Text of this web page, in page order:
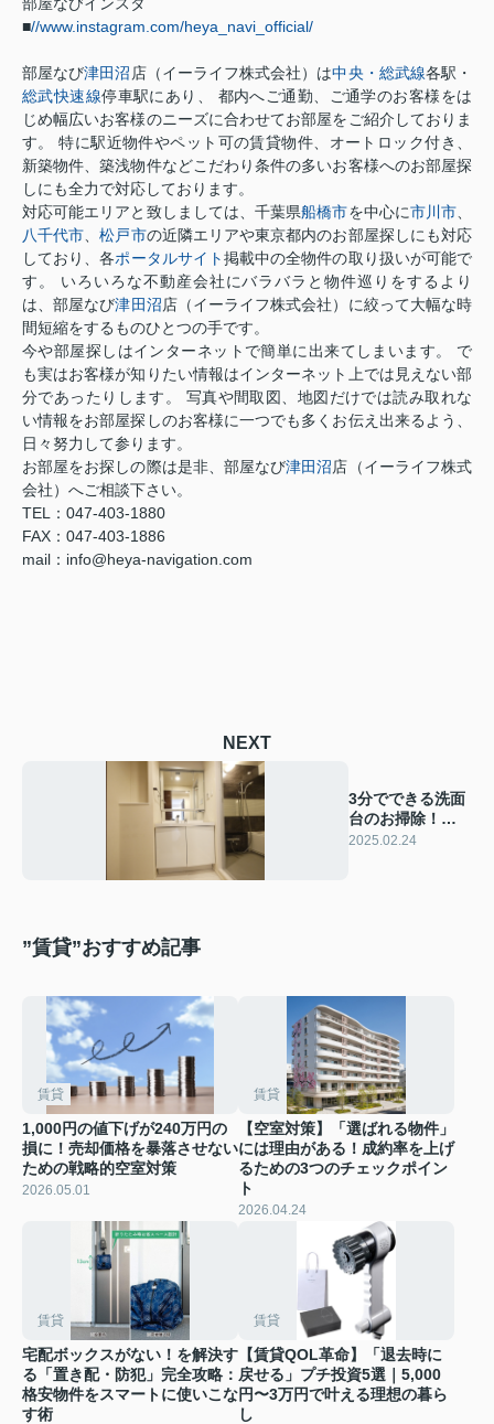
■//www.instagram.com/heya_navi_official/
部屋なび津田沼 店（イーライフ株式会社）は中央・総武線各駅・
総武快速線停車駅にあり、 都内へご通勤、ご通学のお客様をは
じめ幅広いお客様のニーズに合わせてお部屋をご紹介しておりま
す。 特に駅近物件やペット可の賃貸物件、オートロック付き、
新築物件、築浅物件などこだわり条件の多いお客様へのお部屋探
しにも全力で対応しております。
対応可能エリアと致しましては、千葉県船橋市を中心に市川市
八千代市 、松戸市の近隣エリアや東京都内のお部屋探しにも対応
しており、各ポータルサイト掲載中の全物件の取り扱いが可能で
す。 いろいろな不動産会社にバラバラと物件巡りをするより
は、部屋なび津田沼店（イーライフ株式会社）に絞って大幅な時
間短縮をするものひとつの手です。
今や部屋探しはインターネットで簡単に出来てしまいます。 で
も実はお客様が知りたい情報はインターネット上では見えない部
分であったりします。 写真や間取図、地図だけでは読み取れな
い情報をお部屋探しのお客様に一つでも多くお伝え出来るよう、
日々努力して参ります。
お部屋をお探しの際は是非、部屋なび津田沼店（イーライフ株式
会社）へご相談下さい。
TEL：047-403-1880
FAX：047-403-1886
mail：info@heya-navigation.com
NEXT
3分でできる洗面
台のお掃除！毎日
続けられる簡単習
2025.02.24
”賃貸”おすすめ記事
賃貸
1,000円の値下げが240万円の
損に！売却価格を暴落させない
ための戦略的空室対策
2026.05.01
賃貸
【空室対策】「選ばれる物件」
には理由がある！成約率を上げ
るための3つのチェックポイン
ト
2026.04.24
賃貸
宅配ボックスがない！を解決す
る「置き配・防犯」完全攻略：
格安物件をスマートに使いこな
す術
賃貸
【賃貸QOL革命】「退去時に
戻せる」プチ投資5選｜5,000
円〜3万円で叶える理想の暮ら
し